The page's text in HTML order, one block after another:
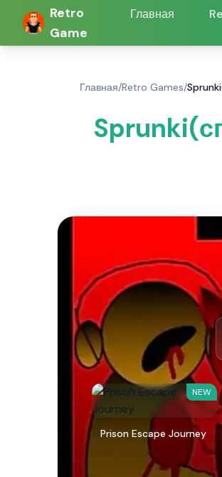
Retro
Game
Главная
Главная/Retro Games/
NEW
Prison Escape Journey